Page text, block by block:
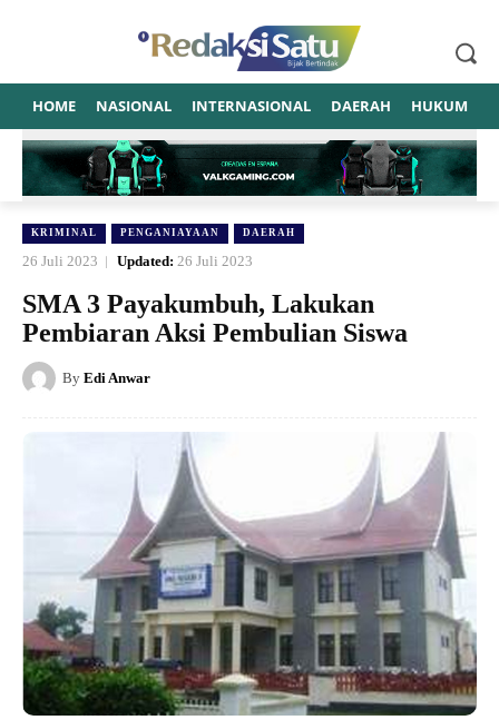
HOME NASIONAL INTERNASIONAL DAERAH HUKUM
KRIMINAL PENGANIAYAAN DAERAH
26 Juli 2023 Updated: 26 Juli 2023
SMA 3 Payakumbuh, Lakukan
Pembiaran Aksi Pembulian Siswa
By Edi Anwar